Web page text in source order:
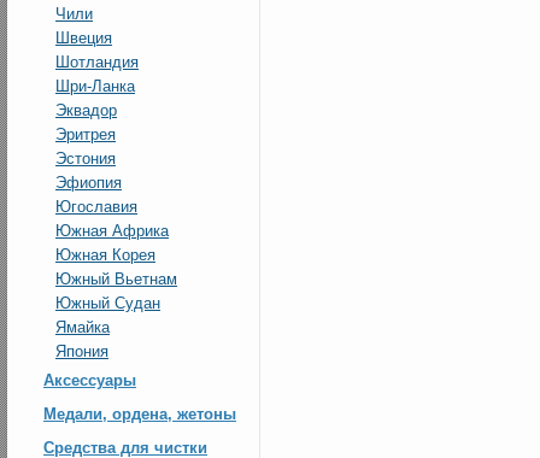
Чили
Швеция
Шотландия
Шри-Ланка
Эквадор
Эритрея
Эстония
Эфиопия
Югославия
Южная Африка
Южная Корея
Южный Вьетнам
Южный Судан
Ямайка
Япония
Аксессуары
Медали, ордена, жетоны
Средства для чистки